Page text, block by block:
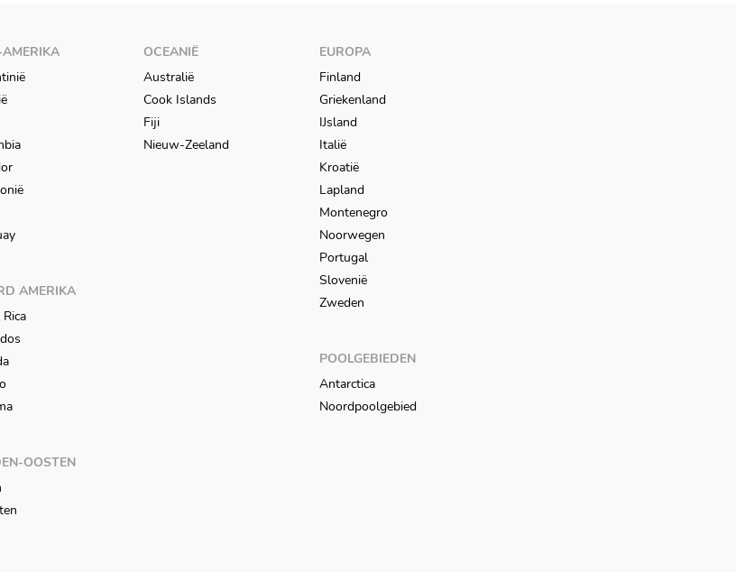
AMERIKA
OOSTEN
OCEANIË
Australië
Cook Islands
Fiji
Nieuw-Zeeland
EUROPA
Finland
Griekenland
IJsland
Italië
Kroatië
Lapland
Montenegro
Noorwegen
Portugal
Slovenië
Zweden
POOLGEBIEDEN
Antarctica
Noordpoolgebied